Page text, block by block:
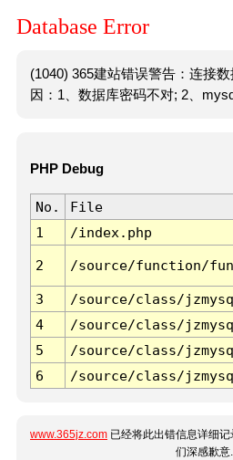
Database Error
(1040) 365建站错误警告：连接
因：1、数据库密码不对; 2、
PHP Debug
No. File
1
/index.php
2 /source/function/
3 /source/class/
4
/source/class/
5
/source/class/
6
/source/class/
www.365jz.com 已经将此出错信息详细
们深感歉意.